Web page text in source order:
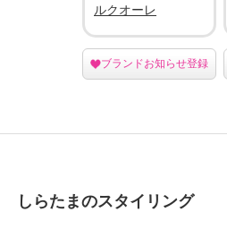
ルクオーレ
ブランドお知らせ登録
しらたまのスタイリング